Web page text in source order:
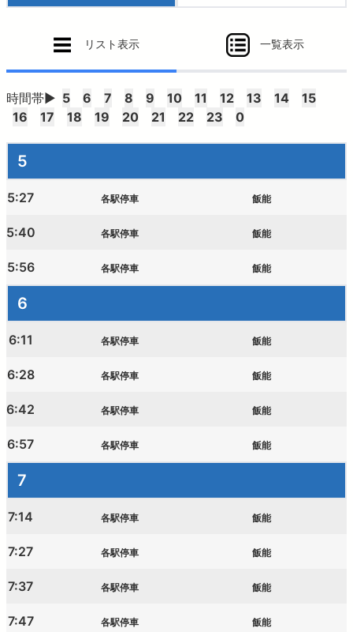
法人の方へ
お問合せ・よくあるご質問
西武鉄道の公式アカウント一覧
個人情報保護方針
サイトマップ
サイトのご利用にあたって
リスト表示 一覧表示
時間帯▶ 5 6 7 8 9 10 11 12 13 14
15
16
17 18 19 20 21 22 23 0
5
5:27 各駅停車 飯能
5:40 各駅停車 飯能
5:56 各駅停車 飯能
6
6:11 各駅停車 飯能
6:28 各駅停車 飯能
6:42 各駅停車 飯能
6:57 各駅停車 飯能
7
7:14 各駅停車 飯能
7:27 各駅停車 飯能
7:37 各駅停車 飯能
7:47 各駅停車 飯能